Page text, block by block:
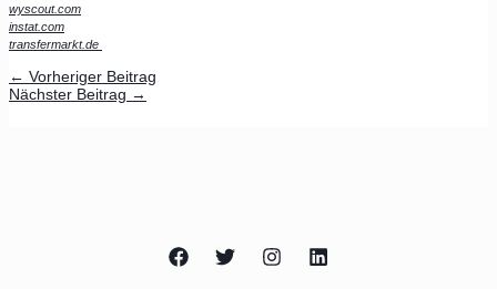
wyscout.com
instat.com
transfermarkt.de
← Vorheriger Beitrag
Nächster Beitrag →